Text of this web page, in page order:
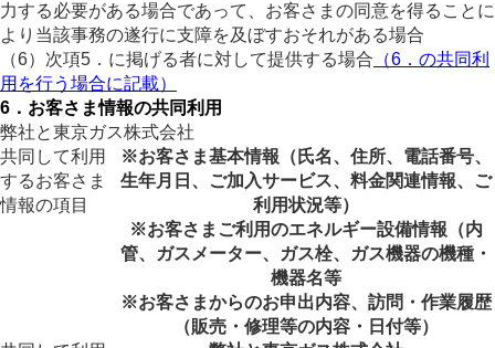
力する必要がある場合であって、お客さまの同意を得ることに
より当該事務の遂行に支障を及ぼすおそれがある場合
（6）次項5．に掲げる者に対して提供する場合 （6．の共同利
用を行う場合に記載）
6．お客さま情報の共同利用
弊社と東京ガス株式会社
共同して利用
するお客さま
情報の項目
※お客さま基本情報（氏名、住所、電話番号、
生年月日、ご加入サービス、料金関連情報、ご
利用状況等）
※お客さまご利用のエネルギー設備情報（内
管、ガスメーター、ガス栓、ガス機器の機種・
機器名等
※お客さまからのお申出内容、訪問・作業履歴
（販売・修理等の内容・日付等）